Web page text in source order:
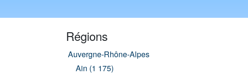
Régions
Auvergne-Rhône-Alpes
Ain (1 175)